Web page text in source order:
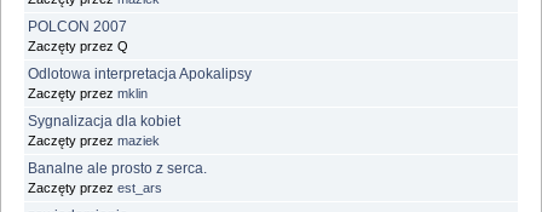
POLCON 2007
Zaczęty przez Q
Odlotowa interpretacja Apokalipsy
Zaczęty przez mklin
Sygnalizacja dla kobiet
Zaczęty przez maziek
Banalne ale prosto z serca.
Zaczęty przez est_ars